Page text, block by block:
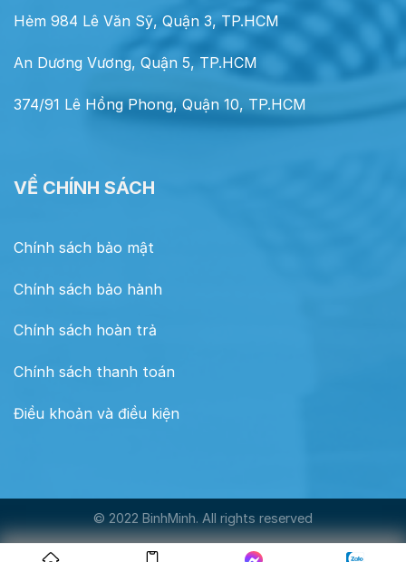
Hẻm 984 Lê Văn Sỹ, Quận 3, TP.HCM
An Dương Vương, Quận 5, TP.HCM
374/91 Lê Hồng Phong, Quận 10, TP.HCM
VỀ CHÍNH SÁCH
Chính sách bảo mật
Chính sách bảo hành
Chính sách hoàn trả
Chính sách thanh toán
Điều khoản và điều kiện
© 2022 BinhMinh. All rights reserved